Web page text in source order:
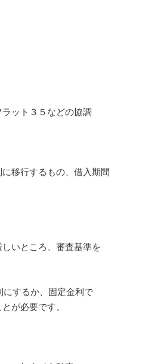
ット３５などの協調
移行するもの、借入期間
いところ、審査基準を
するか、固定金利で
が必要です。